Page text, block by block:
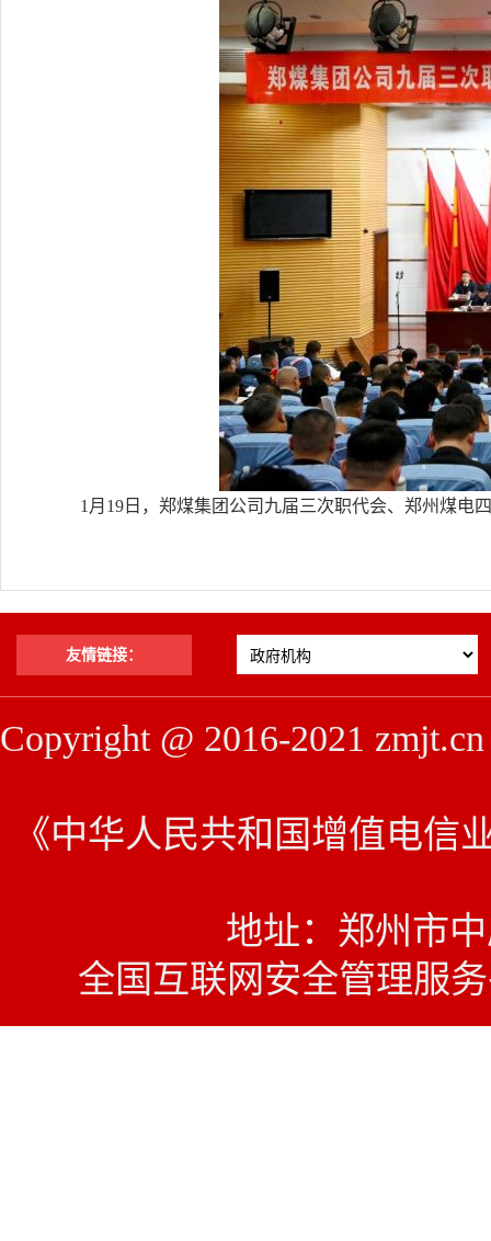
1月19日，郑煤集团公司九届三次职代会、郑州煤电
友情链接：
Copyright @ 2016-2021
《中华人民共和国增值电信
地址：郑州市
全国互联网安全管理服